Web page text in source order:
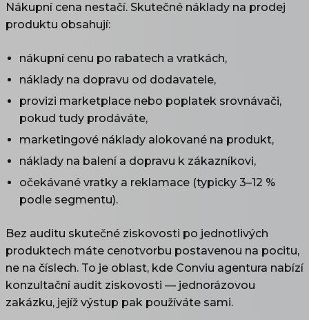
Nákupní cena nestačí. Skutečné náklady na prodej
produktu obsahují:
nákupní cenu po rabatech a vratkách,
náklady na dopravu od dodavatele,
provizi marketplace nebo poplatek srovnávači,
pokud tudy prodáváte,
marketingové náklady alokované na produkt,
náklady na balení a dopravu k zákazníkovi,
očekávané vratky a reklamace (typicky 3–12 %
podle segmentu).
Bez auditu skutečné ziskovosti po jednotlivých
produktech máte cenotvorbu postavenou na pocitu,
ne na číslech. To je oblast, kde Conviu agentura nabízí
konzultační audit ziskovosti — jednorázovou
zakázku, jejíž výstup pak používáte sami.